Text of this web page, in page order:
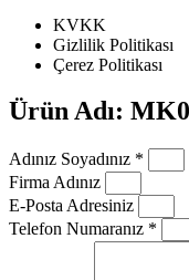
KVKK
Gizlilik Politikası
Çerez Politikası
Ürün Adı:
Adınız Soyadınız *
Firma Adınız
E-Posta Adresiniz
Telefon Numaranız *